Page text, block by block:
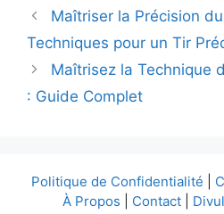
Maîtriser la Précision
Techniques pour un Tir
Maîtrisez la Technique
: Guide Complet
Politique de Confidentialité
À Propos
Contact